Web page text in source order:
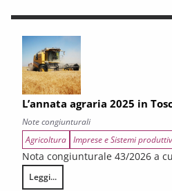
L’annata agraria 2025 in
Note congiunturali
Agricoltura Imprese e Sistemi
Nota congiunturale 43/2026 a
Leggi...
L’annata agraria 2025 in Toscana